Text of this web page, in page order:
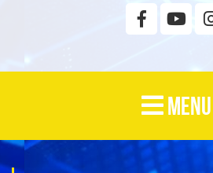
MENU